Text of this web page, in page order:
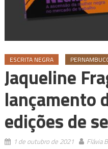
ESCRITA NEGRA
Jaqueline
lançamento
edições de
1 de outubro de 2021 Flávia